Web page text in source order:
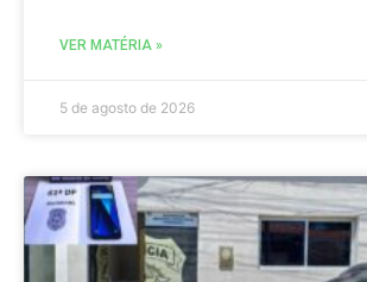
VER MATÉRIA »
5 de agosto de 2026